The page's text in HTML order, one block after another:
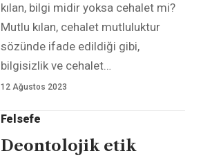
kılan, bilgi midir yoksa cehalet mi?
Mutlu kılan, cehalet mutluluktur
sözünde ifade edildiği gibi,
bilgisizlik ve cehalet…
12 Ağustos 2023
Felsefe
Deontolojik etik